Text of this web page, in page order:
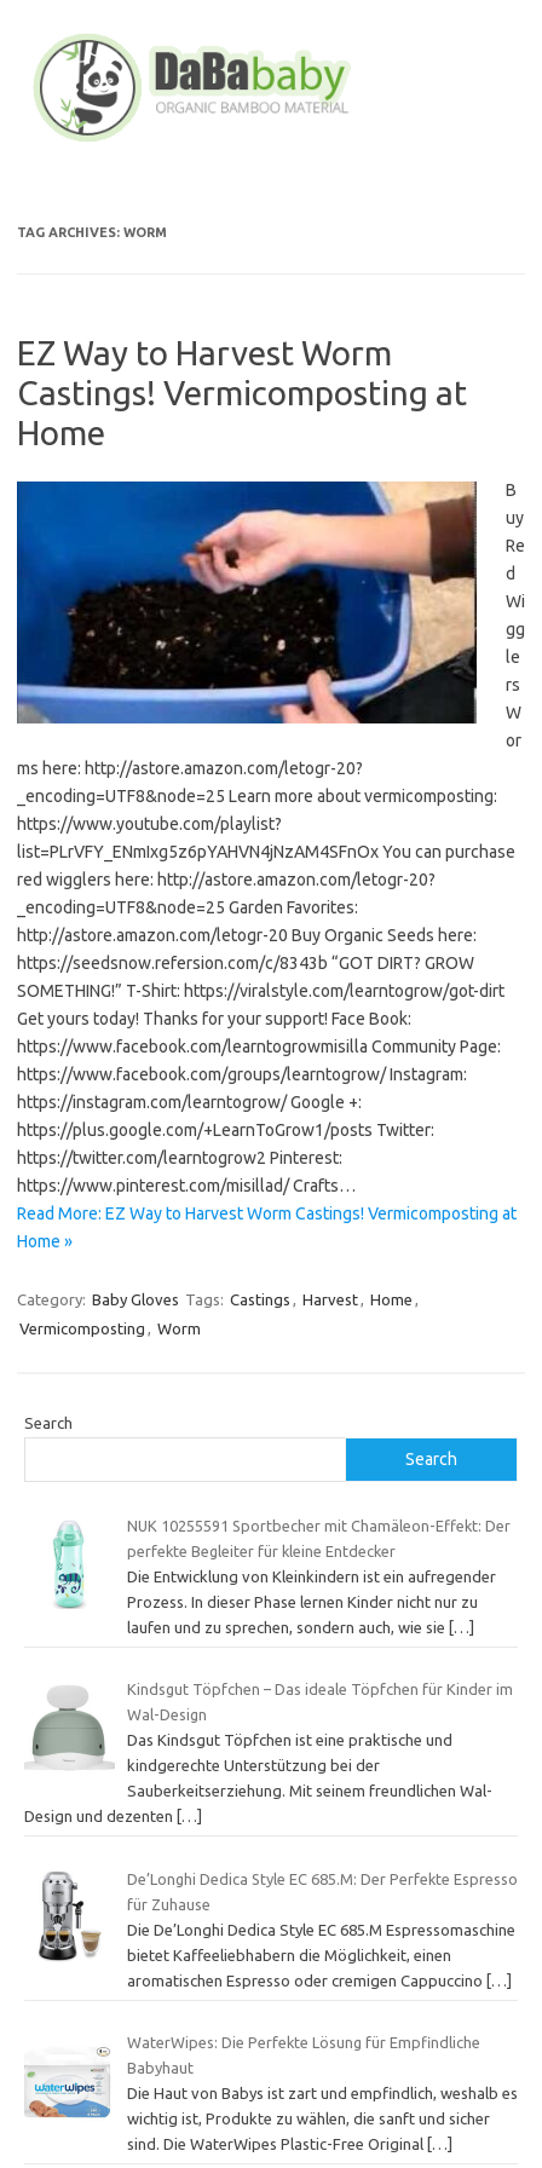
content
TAG ARCHIVES: WORM
EZ Way to Harvest Worm
Castings! Vermicomposting at
Home
B
uy
Re
d
Wi
gg
le
rs
W
or
ms here: http://astore.amazon.com/letogr-20?
_encoding=UTF8&node=25 Learn more about vermicomposting:
https://www.youtube.com/playlist?
list=PLrVFY_ENmIxg5z6pYAHVN4jNzAM4SFnOx You can purchase
red wigglers here: http://astore.amazon.com/letogr-20?
_encoding=UTF8&node=25 Garden Favorites:
http://astore.amazon.com/letogr-20 Buy Organic Seeds here:
https://seedsnow.refersion.com/c/8343b “GOT DIRT? GROW
SOMETHING!” T-Shirt: https://viralstyle.com/learntogrow/got-dirt
Get yours today! Thanks for your support! Face Book:
https://www.facebook.com/learntogrowmisilla Community Page:
https://www.facebook.com/groups/learntogrow/ Instagram:
https://instagram.com/learntogrow/ Google +:
https://plus.google.com/+LearnToGrow1/posts Twitter:
https://twitter.com/learntogrow2 Pinterest:
https://www.pinterest.com/misillad/ Crafts…
Read More: EZ Way to Harvest Worm Castings! Vermicomposting at
Home »
Category: Baby Gloves Tags: Castings , Harvest, Home ,
Vermicomposting , Worm
Search
Search
NUK 10255591 Sportbecher mit Chamäleon-Effekt: Der
perfekte Begleiter für kleine Entdecker
Die Entwicklung von Kleinkindern ist ein aufregender
Prozess. In dieser Phase lernen Kinder nicht nur zu
laufen und zu sprechen, sondern auch, wie sie
[…]
Kindsgut Töpfchen – Das ideale Töpfchen für Kinder im
Wal-Design
Das Kindsgut Töpfchen ist eine praktische und
kindgerechte Unterstützung bei der
Sauberkeitserziehung. Mit seinem freundlichen Wal-
Design und dezenten
[…]
De’Longhi Dedica Style EC 685.M: Der Perfekte Espresso
für Zuhause
Die De’Longhi Dedica Style EC 685.M Espressomaschine
bietet Kaffeeliebhabern die Möglichkeit, einen
aromatischen Espresso oder cremigen Cappuccino
[…]
WaterWipes: Die Perfekte Lösung für Empfindliche
Babyhaut
Die Haut von Babys ist zart und empfindlich, weshalb es
wichtig ist, Produkte zu wählen, die sanft und sicher
sind. Die WaterWipes Plastic-Free Original […]